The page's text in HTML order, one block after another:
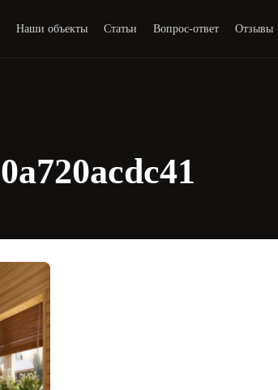
Наши объекты Статьи Вопрос-ответ Отзывы